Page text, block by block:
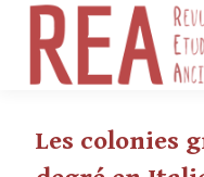
Les colonies